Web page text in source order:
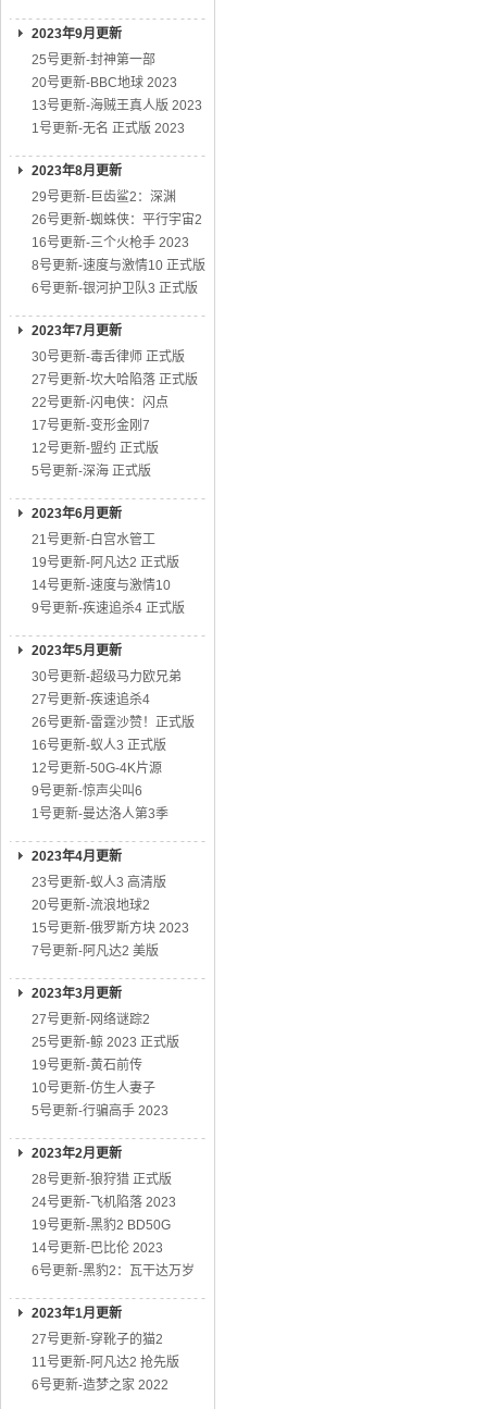
2023年9月更新
25号更新-封神第一部
20号更新-BBC地球 2023
13号更新-海贼王真人版 2023
1号更新-无名 正式版 2023
2023年8月更新
29号更新-巨齿鲨2：深渊
26号更新-蜘蛛侠：平行宇宙2
16号更新-三个火枪手 2023
8号更新-速度与激情10 正式版
6号更新-银河护卫队3 正式版
2023年7月更新
30号更新-毒舌律师 正式版
27号更新-坎大哈陷落 正式版
22号更新-闪电侠：闪点
17号更新-变形金刚7
12号更新-盟约 正式版
5号更新-深海 正式版
2023年6月更新
21号更新-白宫水管工
19号更新-阿凡达2 正式版
14号更新-速度与激情10
9号更新-疾速追杀4 正式版
2023年5月更新
30号更新-超级马力欧兄弟
27号更新-疾速追杀4
26号更新-雷霆沙赞！正式版
16号更新-蚁人3 正式版
12号更新-50G-4K片源
9号更新-惊声尖叫6
1号更新-曼达洛人第3季
2023年4月更新
23号更新-蚁人3 高清版
20号更新-流浪地球2
15号更新-俄罗斯方块 2023
7号更新-阿凡达2 美版
2023年3月更新
27号更新-网络谜踪2
25号更新-鲸 2023 正式版
19号更新-黄石前传
10号更新-仿生人妻子
5号更新-行骗高手 2023
2023年2月更新
28号更新-狼狩猎 正式版
24号更新-飞机陷落 2023
19号更新-黑豹2 BD50G
14号更新-巴比伦 2023
6号更新-黑豹2：瓦干达万岁
2023年1月更新
27号更新-穿靴子的猫2
11号更新-阿凡达2 抢先版
6号更新-造梦之家 2022